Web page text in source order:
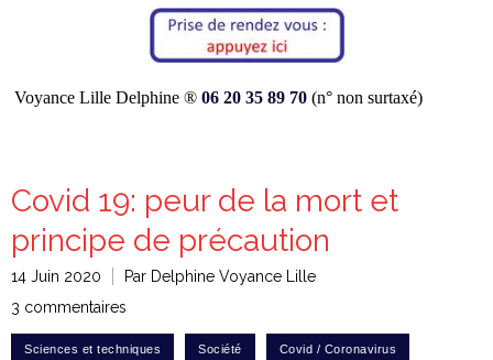
Voyance Lille Delphine ® 06 20 35 89 70 (n° non surtaxé)
Covid 19: peur de la mort et
principe de précaution
14 Juin 2020
Par Delphine Voyance Lille
3 commentaires